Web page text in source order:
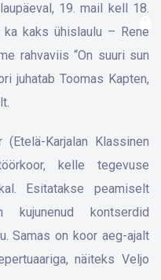
19. mail kell 18.
kaks ühislaulu – Rene
rahvaviis “On suuri sun
juhatab Toomas Kapten,
Karjalan Klassinen
kelle tegevuse
Esitatakse peamiselt
kujunenud kontserdid
Samas on koor aeg-ajalt
näiteks Veljo